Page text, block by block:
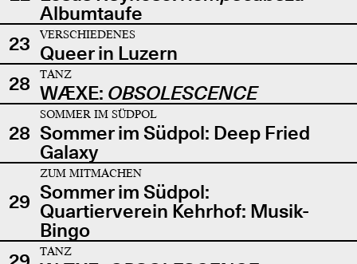
Albumtaufe
23
VERSCHIEDENES
Queer in Luzern
28
TANZ
WÆXE: OBSOLESCENCE
28
SOMMER IM SÜDPOL
Sommer im Südpol: Deep Fried
Galaxy
29
ZUM MITMACHEN
Sommer im Südpol:
Quartierverein Kehrhof: Musik-
Bingo
TANZ